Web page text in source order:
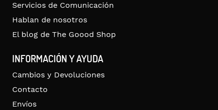
Servicios de Comunicación
Hablan de nosotros
El blog de The Goood Shop
INFORMACIÓN Y AYUDA
Cambios y Devoluciones
Contacto
Envíos